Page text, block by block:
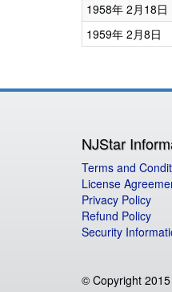
1958年 2月18日
1959年 2月8日
NJStar
Terms and
License
Privacy Policy
Refund Policy
Security
© Copyright